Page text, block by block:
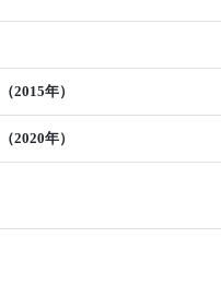
（2015年）
（2020年）